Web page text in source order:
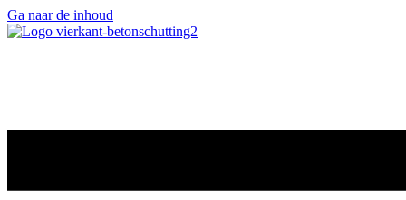
Ga naar de inhoud